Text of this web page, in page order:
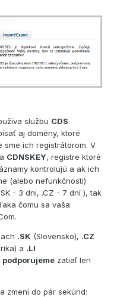
službu CDS
aj domény, ktoré
sme ich registrátorom. V
a CDNSKEY, registre ktoré
kontrolujú a ak ich
(alebo nefunkčnosti)
- 3 dni, .CZ - 7 dní ), tak
čomu sa vaša
.SK (Slovensko), .CZ
a .LI
podporujeme zatiaľ len
zmení do pár sekúnd: